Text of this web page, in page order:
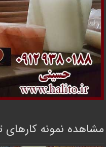
مشاهده نمونه کارهای